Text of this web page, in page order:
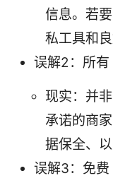
信息。若
私工具和良
误解2：所有
现实：并
承诺的商
据保全、
误解3：免费